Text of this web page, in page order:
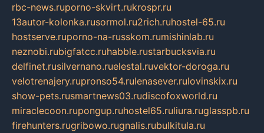
rbc-news.ruporno-skvirt.rukrospr.ru
13autor-kolonka.rusormol.ru2rich.ruhostel-65.ru
hostserve.ruporno-na-russkom.rumishinlab.ru
neznobi.rubigfatcc.ruhabble.rustarbucksvia.ru
delfinet.rusilvernano.ruelestal.ruvektor-doroga.ru
velotrenajery.rupronso54.rulenasever.rulovinskix.ru
show-pets.rusmartnews03.rudiscofoxworld.ru
miraclecoon.rupongup.ruhostel65.ruliura.ruglasspb.ru
firehunters.rugribowo.rugnalis.rubulkitula.ru